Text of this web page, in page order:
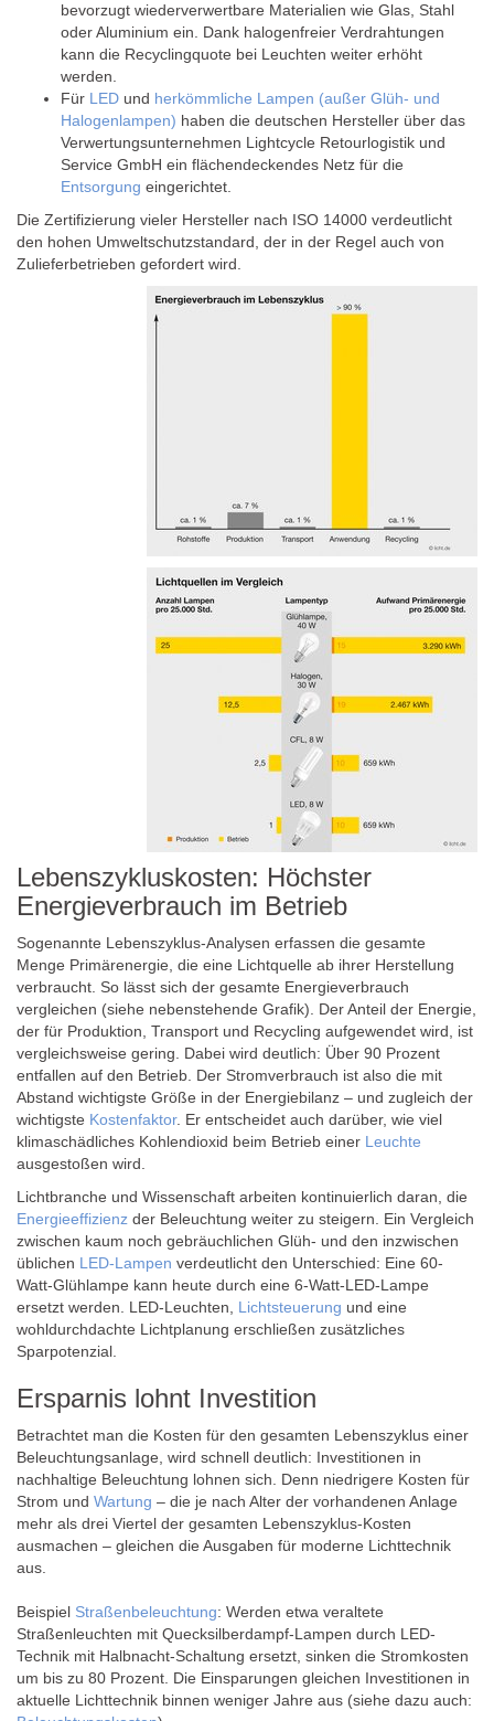
bevorzugt wiederverwertbare Materialien wie Glas, Stahl
oder Aluminium ein. Dank halogenfreier Verdrahtungen
kann die Recyclingquote bei Leuchten weiter erhöht
werden.
Für LED und herkömmliche Lampen (außer Glüh- und
Halogenlampen) haben die deutschen Hersteller über das
Verwertungsunternehmen Lightcycle Retourlogistik und
Service GmbH ein flächendeckendes Netz für die
Entsorgung eingerichtet.
Die Zertifizierung vieler Hersteller nach ISO 14000 verdeutlicht
den hohen Umweltschutzstandard, der in der Regel auch von
Zulieferbetrieben gefordert wird.
Lebenszykluskosten: Höchster
Energieverbrauch im Betrieb
Sogenannte Lebenszyklus-Analysen erfassen die gesamte
Menge Primärenergie, die eine Lichtquelle ab ihrer Herstellung
verbraucht. So lässt sich der gesamte Energieverbrauch
vergleichen (siehe nebenstehende Grafik). Der Anteil der Energie,
der für Produktion, Transport und Recycling aufgewendet wird, ist
vergleichsweise gering. Dabei wird deutlich: Über 90 Prozent
entfallen auf den Betrieb. Der Stromverbrauch ist also die mit
Abstand wichtigste Größe in der Energiebilanz – und zugleich der
wichtigste Kostenfaktor. Er entscheidet auch darüber, wie viel
klimaschädliches Kohlendioxid beim Betrieb einer Leuchte
ausgestoßen wird.
Lichtbranche und Wissenschaft arbeiten kontinuierlich daran, die
Energieeffizienz der Beleuchtung weiter zu steigern. Ein Vergleich
zwischen kaum noch gebräuchlichen Glüh- und den inzwischen
üblichen LED-Lampen verdeutlicht den Unterschied: Eine 60-
Watt-Glühlampe kann heute durch eine 6-Watt-LED-Lampe
ersetzt werden. LED-Leuchten, Lichtsteuerung und eine
wohldurchdachte Lichtplanung erschließen zusätzliches
Sparpotenzial.
Ersparnis lohnt Investition
Betrachtet man die Kosten für den gesamten Lebenszyklus einer
Beleuchtungsanlage, wird schnell deutlich: Investitionen in
nachhaltige Beleuchtung lohnen sich. Denn niedrigere Kosten für
Strom und Wartung – die je nach Alter der vorhandenen Anlage
mehr als drei Viertel der gesamten Lebenszyklus-Kosten
ausmachen – gleichen die Ausgaben für moderne Lichttechnik
aus.
Beispiel Straßenbeleuchtung: Werden etwa veraltete
Straßenleuchten mit Quecksilberdampf-Lampen durch LED-
Technik mit Halbnacht-Schaltung ersetzt, sinken die Stromkosten
um bis zu 80 Prozent. Die Einsparungen gleichen Investitionen in
aktuelle Lichttechnik binnen weniger Jahre aus (siehe dazu auch: